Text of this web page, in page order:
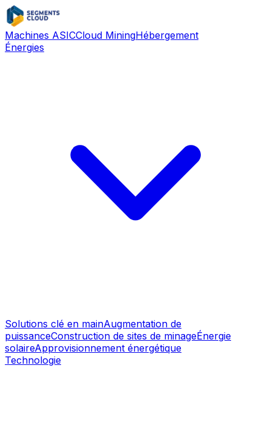
Machines ASICCloud MiningHébergement
Énergies
Solutions clé en mainAugmentation de
puissanceConstruction de sites de minageÉnergie
solaireApprovisionnement énergétique
Technologie